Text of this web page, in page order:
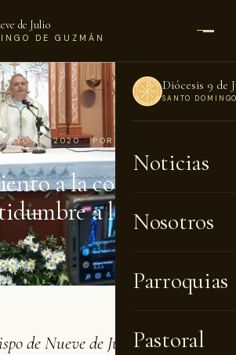
de Julio
DE GUZMÁN
Diócesis 9 de
SANTO
Noticias
Nosotros
Parroquias
Pastoral
DE 2020 · POR DIÓCESIS DE
a la comunión y
a la
de Nueve de Julio